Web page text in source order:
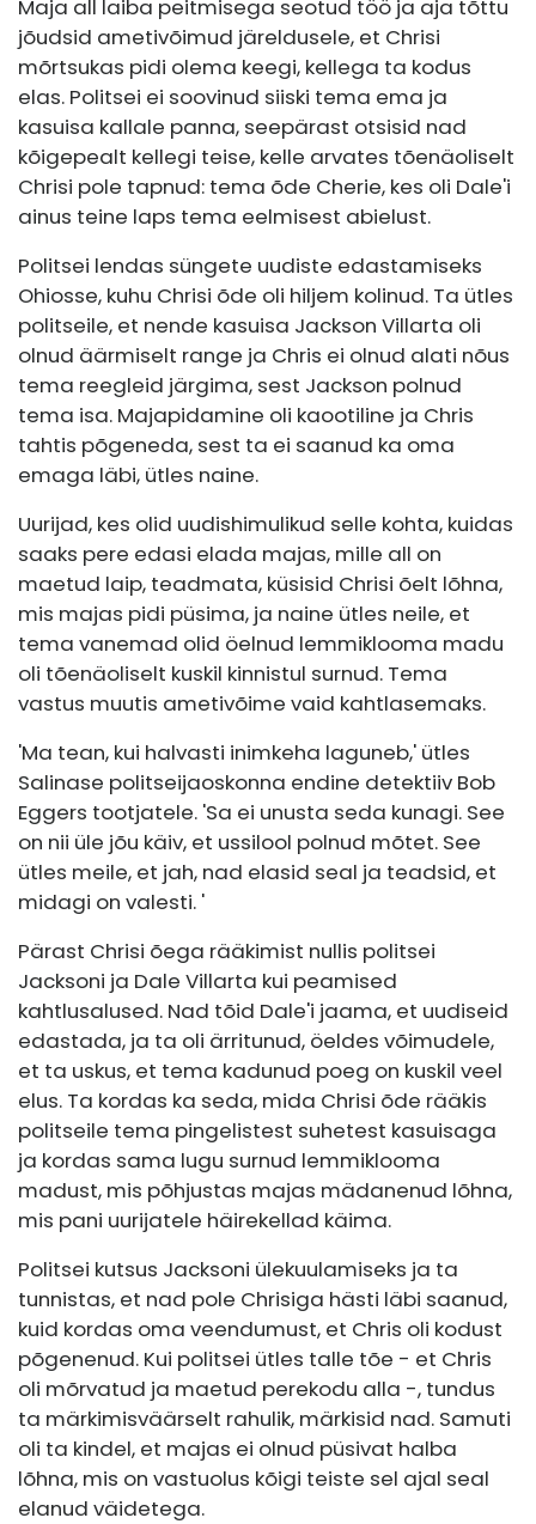
Maja all laiba peitmisega seotud töö ja aja tõttu
jõudsid ametivõimud järeldusele, et Chrisi
mõrtsukas pidi olema keegi, kellega ta kodus
elas. Politsei ei soovinud siiski tema ema ja
kasuisa kallale panna, seepärast otsisid nad
kõigepealt kellegi teise, kelle arvates tõenäoliselt
Chrisi pole tapnud: tema õde Cherie, kes oli Dale'i
ainus teine ​​laps tema eelmisest abielust.
Politsei lendas süngete uudiste edastamiseks
Ohiosse, kuhu Chrisi õde oli hiljem kolinud. Ta ütles
politseile, et nende kasuisa Jackson Villarta oli
olnud äärmiselt range ja Chris ei olnud alati nõus
tema reegleid järgima, sest Jackson polnud
tema isa. Majapidamine oli kaootiline ja Chris
tahtis põgeneda, sest ta ei saanud ka oma
emaga läbi, ütles naine.
Uurijad, kes olid uudishimulikud selle kohta, kuidas
saaks pere edasi elada majas, mille all on
maetud laip, teadmata, küsisid Chrisi õelt lõhna,
mis majas pidi püsima, ja naine ütles neile, et
tema vanemad olid öelnud lemmiklooma madu
oli tõenäoliselt kuskil kinnistul surnud. Tema
vastus muutis ametivõime vaid kahtlasemaks.
'Ma tean, kui halvasti inimkeha laguneb,' ütles
Salinase politseijaoskonna endine detektiiv Bob
Eggers tootjatele. 'Sa ei unusta seda kunagi. See
on nii üle jõu käiv, et ussilool polnud mõtet. See
ütles meile, et jah, nad elasid seal ja teadsid, et
midagi on valesti. '
Pärast Chrisi õega rääkimist nullis politsei
Jacksoni ja Dale Villarta kui peamised
kahtlusalused. Nad tõid Dale'i jaama, et uudiseid
edastada, ja ta oli ärritunud, öeldes võimudele,
et ta uskus, et tema kadunud poeg on kuskil veel
elus. Ta kordas ka seda, mida Chrisi õde rääkis
politseile tema pingelistest suhetest kasuisaga
ja kordas sama lugu surnud lemmiklooma
madust, mis põhjustas majas mädanenud lõhna,
mis pani uurijatele häirekellad käima.
Politsei kutsus Jacksoni ülekuulamiseks ja ta
tunnistas, et nad pole Chrisiga hästi läbi saanud,
kuid kordas oma veendumust, et Chris oli kodust
põgenenud. Kui politsei ütles talle tõe - et Chris
oli mõrvatud ja maetud perekodu alla -, tundus
ta märkimisväärselt rahulik, märkisid nad. Samuti
oli ta kindel, et majas ei olnud püsivat halba
lõhna, mis on vastuolus kõigi teiste sel ajal seal
elanud väidetega.